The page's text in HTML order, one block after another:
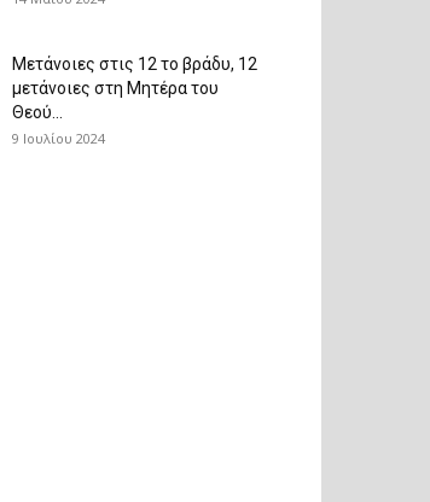
Μετάνοιες στις 12 το βράδυ, 12
μετάνοιες στη Μητέρα του
Θεού...
9 Ιουλίου 2024